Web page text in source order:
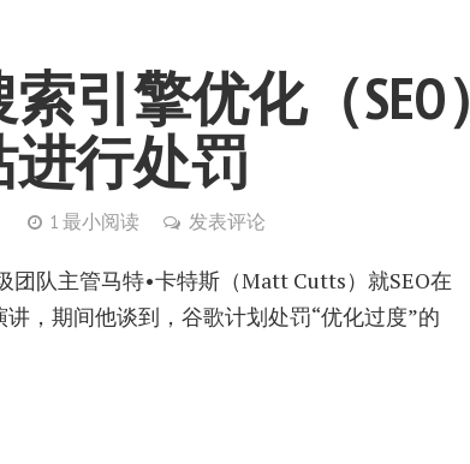
引擎优化（SEO）
进行处罚
1 最小阅读 发表评论
队主管马特•卡特斯（Matt Cutts）就SEO在
，期间他谈到，谷歌计划处罚“优化过度”的